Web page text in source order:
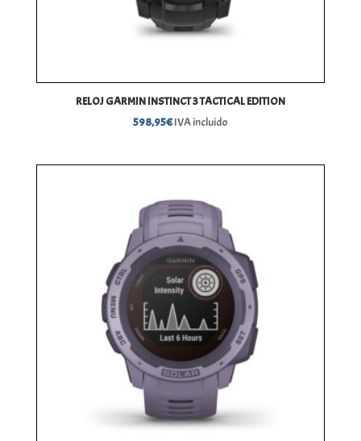
RELOJ GARMIN INSTINCT 3 TACTICAL EDITION
598,95€IVA incluido